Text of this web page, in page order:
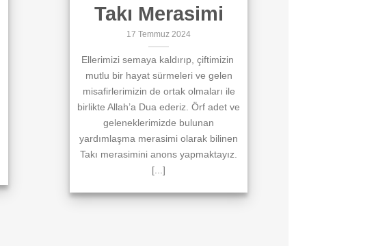
Takı Merasimi
17 Temmuz 2024
Ellerimizi semaya kaldırıp, çiftimizin
mutlu bir hayat sürmeleri ve gelen
misafirlerimizin de ortak olmaları ile
birlikte Allah’a Dua ederiz. Örf adet ve
geleneklerimizde bulunan
yardımlaşma merasimi olarak bilinen
Takı merasimini anons yapmaktayız.
[...]